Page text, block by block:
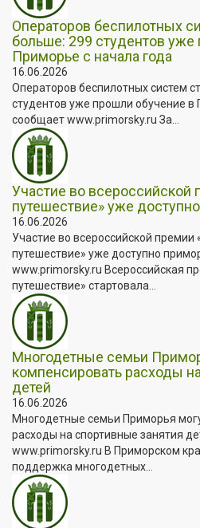
Операторов беспилотных
больше: 299 студентов
Приморье с начала года
16.06.2026
Операторов беспилотных систем
студентов уже прошли обучение в
сообщает www.primorsky.ru За...
Участие во всероссийской
путешествие» уже
16.06.2026
Участие во всероссийской
путешествие» уже доступно
www.primorsky.ru Всероссийская
путешествие» стартовала...
Многодетные семьи
компенсировать расходы
детей
16.06.2026
Многодетные семьи Приморья
расходы на спортивные занятия
www.primorsky.ru В Приморском
поддержка многодетных...